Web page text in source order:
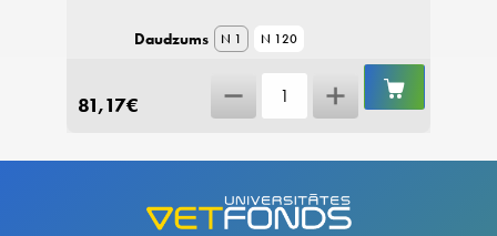
GROZĀ
Daudzums N 1 N 120
81,17€
Taurenis
mm),
ar